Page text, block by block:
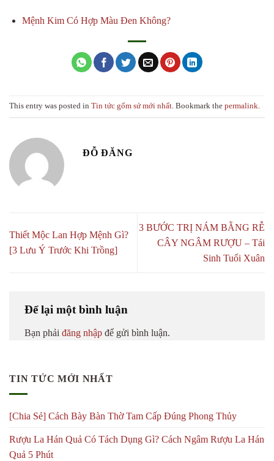
Mệnh Kim Có Hợp Màu Đen Không?
This entry was posted in Tin tức gốm sứ mới nhất. Bookmark the permalink.
ĐỖ ĐĂNG
Thiết Mộc Lan Hợp Mệnh Gì?
[3 Lưu Ý Trước Khi Trồng]
3 BƯỚC TRỊ NÁM BẰNG RỄ
CÂY NGÂM RƯỢU – Tái
Sinh Tuổi Xuân
Để lại một bình luận
Bạn phải đăng nhập để gửi bình luận.
TIN TỨC MỚI NHẤT
[Chia Sẻ] Cách Bày Bàn Thờ Tam Cấp Đúng Phong Thủy
Rượu La Hán Quả Có Tách Dụng Gì? Cách Ngâm Rượu La Hán
Quả 5 Phút